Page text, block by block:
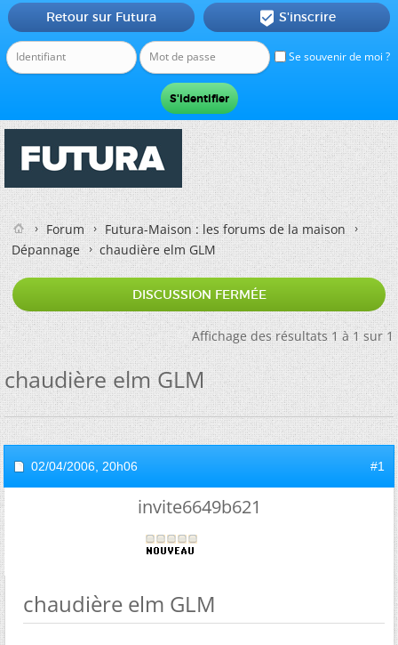
Se souvenir de moi ?
Retour sur Futura  S'inscrire
Forum
Futura-Maison : les forums de la maison
Dépannage
chaudière elm GLM
DISCUSSION FERMÉE
Affichage des résultats 1 à 1 sur 1
chaudière elm GLM
02/04/2006, 20h06 #1
invite6649b621
chaudière elm GLM